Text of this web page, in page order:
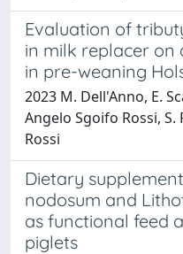
Evaluation of
in milk replacer on
in pre-weaning
2023 M. Dell'Anno, E.
Angelo Sgoifo Rossi, S.
Rossi
Dietary
nodosum and
as functional feed
piglets